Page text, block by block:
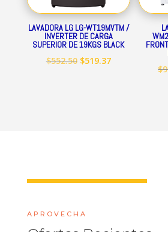
LAVADORA LG LG-WT19MVTM /
INVERTER DE CARGA
SUPERIOR DE 19KGS BLACK
$552.50 El
$519.37El
$
APROVECHA